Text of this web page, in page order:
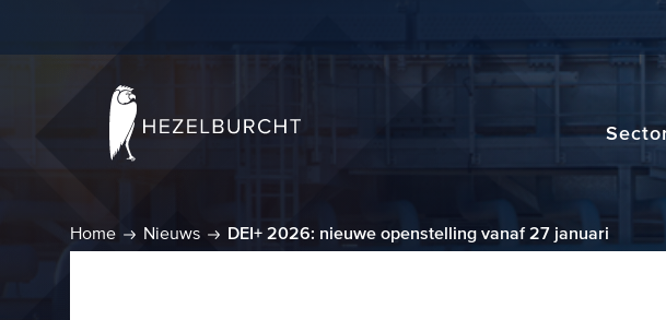
Home Nieuws DEI+ 2026: nieuwe openstelling vanaf 27 januari